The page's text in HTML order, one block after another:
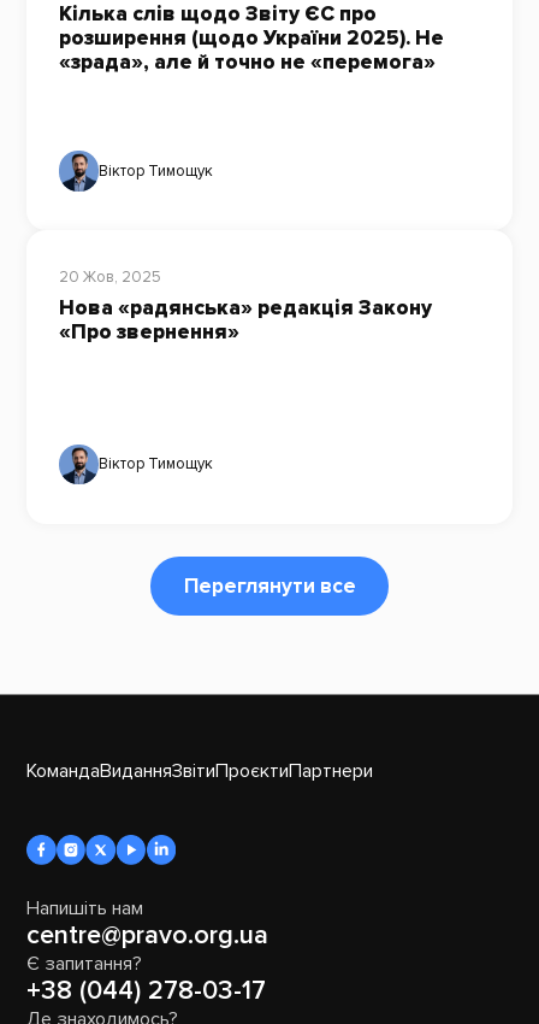
Кілька слів щодо Звіту ЄС про
розширення (щодо України 2025). Не
«зрада», але й точно не «перемога»
Віктор Тимощук
20 Жов, 2025
Нова «радянська» редакція Закону
«Про звернення»
Віктор Тимощук
Переглянути все
КомандаВиданняЗвітиПроєктиПартнери
Напишіть нам
centre@pravo.org.ua
Є запитання?
+38 (044) 278-03-17
Де знаходимось?